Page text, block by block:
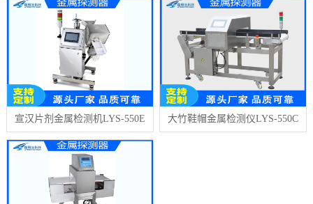
宣汉片剂金属检测机LYS-550E 大竹鞋帽金属检测仪LYS-550C